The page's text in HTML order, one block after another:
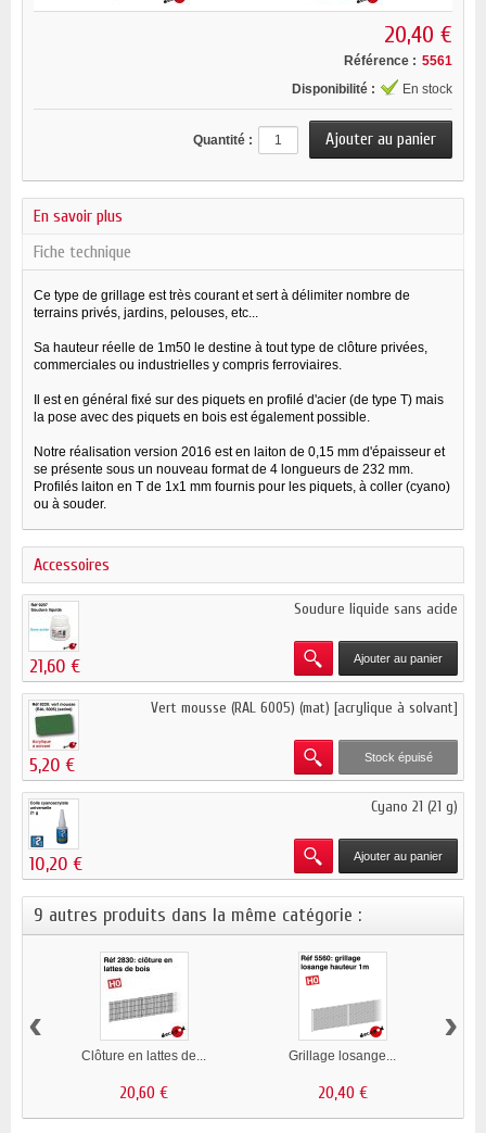
20,40 €
Référence : 5561
Disponibilité :
En stock
Quantité :
En savoir plus
Fiche technique
Ce type de grillage est très courant et sert à délimiter nombre de
terrains privés, jardins, pelouses, etc...
Sa hauteur réelle de 1m50 le destine à tout type de clôture privées,
commerciales ou industrielles y compris ferroviaires.
Il est en général fixé sur des piquets en profilé d'acier (de type T) mais
la pose avec des piquets en bois est également possible.
Notre réalisation version 2016 est en laiton de 0,15 mm d'épaisseur et
se présente sous un nouveau format de 4 longueurs de 232 mm.
Profilés laiton en T de 1x1 mm fournis pour les piquets, à coller (cyano)
ou à souder.
Accessoires
Soudure liquide sans acide
21,60 € Ajouter au panier
Vert mousse (RAL 6005) (mat) [acrylique à solvant]
5,20 € Stock épuisé
Cyano 21 (21 g)
10,20 € Ajouter au panier
9 autres produits dans la même catégorie :
Clôture en lattes de...
20,60 €
Grillage losange...
20,40 €
‹ ›